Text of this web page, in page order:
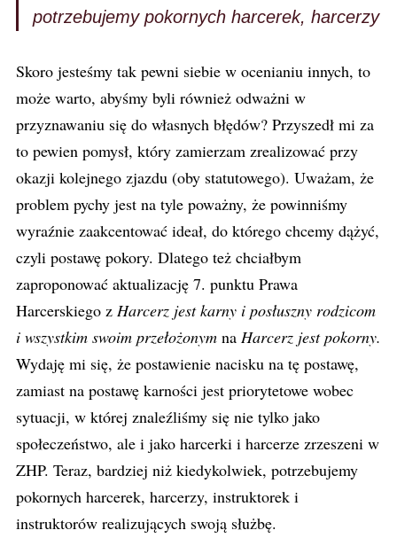
potrzebujemy pokornych harcerek, harcerzy
Skoro jesteśmy tak pewni siebie w ocenianiu innych, to
może warto, abyśmy byli również odważni w
przyznawaniu się do własnych błędów? Przyszedł mi za
to pewien pomysł, który zamierzam zrealizować przy
okazji kolejnego zjazdu (oby statutowego). Uważam, że
problem pychy jest na tyle poważny, że powinniśmy
wyraźnie zaakcentować ideał, do którego chcemy dążyć,
czyli postawę pokory. Dlatego też chciałbym
zaproponować aktualizację 7. punktu Prawa
Harcerskiego z Harcerz jest karny i posłuszny rodzicom
i wszystkim swoim przełożonym na Harcerz jest pokorny.
Wydaję mi się, że postawienie nacisku na tę postawę,
zamiast na postawę karności jest priorytetowe wobec
sytuacji, w której znaleźliśmy się nie tylko jako
społeczeństwo, ale i jako harcerki i harcerze zrzeszeni w
ZHP. Teraz, bardziej niż kiedykolwiek, potrzebujemy
pokornych harcerek, harcerzy, instruktorek i
instruktorów realizujących swoją służbę.